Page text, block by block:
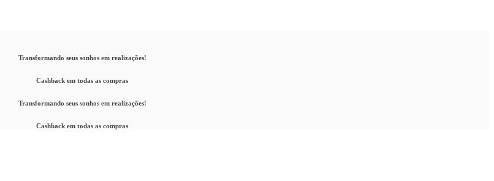
Transformando seus sonhos em realizações!
Cashback em todas as compras
Transformando seus sonhos em realizações!
Cashback em todas as compras